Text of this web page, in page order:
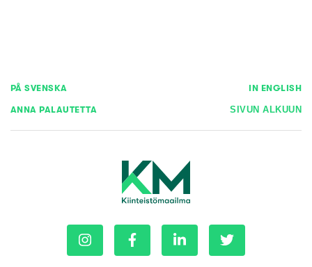
PÅ SVENSKA IN ENGLISH
ANNA PALAUTETTA SIVUN ALKUUN